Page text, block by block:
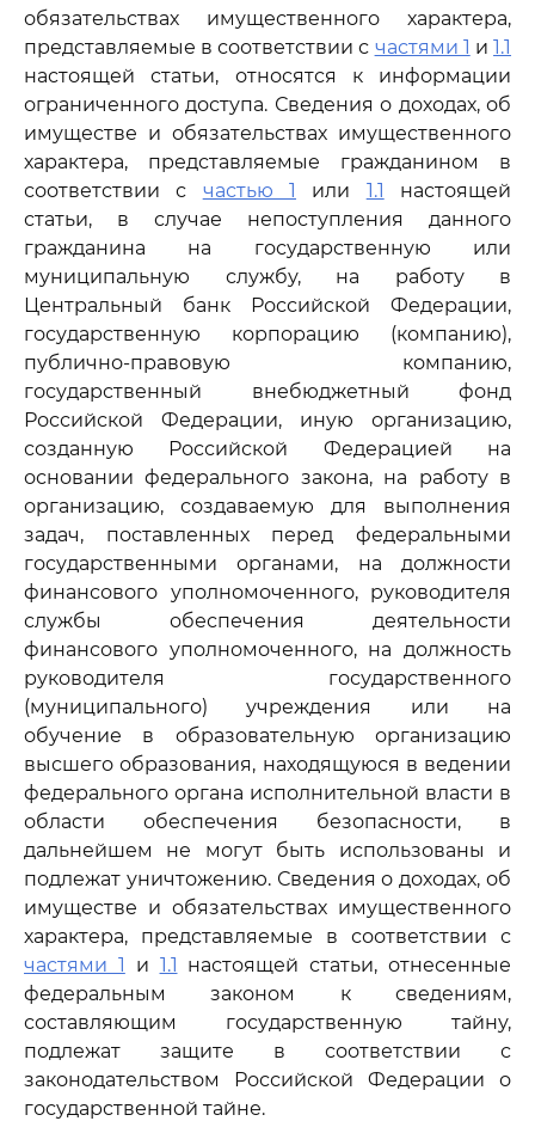
обязательствах имущественного характера,
представляемые в соответствии с частями 1 и1.1
настоящей статьи, относятся к информации
ограниченного доступа. Сведения о доходах, об
имуществе и обязательствах имущественного
характера, представляемые гражданином в
соответствии с частью 1 или 1.1 настоящей
статьи, в случае непоступления данного
гражданина на государственную или
муниципальную службу, на работу в
Центральный банк Российской Федерации,
государственную корпорацию (компанию),
публично-правовую компанию,
государственный внебюджетный фонд
Российской Федерации, иную организацию,
созданную Российской Федерацией на
основании федерального закона, на работу в
организацию, создаваемую для выполнения
задач, поставленных перед федеральными
государственными органами, на должности
финансового уполномоченного, руководителя
службы обеспечения деятельности
финансового уполномоченного, на должность
руководителя государственного
(муниципального) учреждения или на
обучение в образовательную организацию
высшего образования, находящуюся в ведении
федерального органа исполнительной власти в
области обеспечения безопасности, в
дальнейшем не могут быть использованы и
подлежат уничтожению. Сведения о доходах, об
имуществе и обязательствах имущественного
характера, представляемые в соответствии с
частями 1 и 1.1 настоящей статьи, отнесенные
федеральным законом к сведениям,
составляющим государственную тайну,
подлежат защите в соответствии с
законодательством Российской Федерации о
государственной тайне.